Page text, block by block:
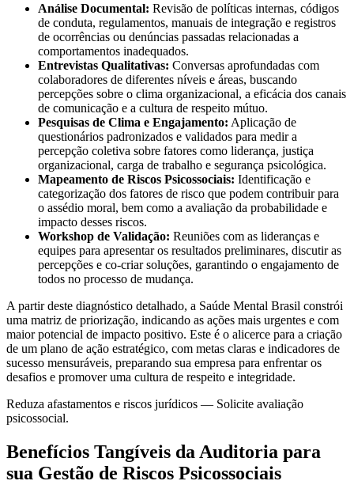
Análise Documental: Revisão de políticas internas, códigos
de conduta, regulamentos, manuais de integração e registros
de ocorrências ou denúncias passadas relacionadas a
comportamentos inadequados.
Entrevistas Qualitativas: Conversas aprofundadas com
colaboradores de diferentes níveis e áreas, buscando
percepções sobre o clima organizacional, a eficácia dos canais
de comunicação e a cultura de respeito mútuo.
Pesquisas de Clima e Engajamento: Aplicação de
questionários padronizados e validados para medir a
percepção coletiva sobre fatores como liderança, justiça
organizacional, carga de trabalho e segurança psicológica.
Mapeamento de Riscos Psicossociais: Identificação e
categorização dos fatores de risco que podem contribuir para
o assédio moral, bem como a avaliação da probabilidade e
impacto desses riscos.
Workshop de Validação: Reuniões com as lideranças e
equipes para apresentar os resultados preliminares, discutir as
percepções e co-criar soluções, garantindo o engajamento de
todos no processo de mudança.
A partir deste diagnóstico detalhado, a Saúde Mental Brasil constrói
uma matriz de priorização, indicando as ações mais urgentes e com
maior potencial de impacto positivo. Este é o alicerce para a criação
de um plano de ação estratégico, com metas claras e indicadores de
sucesso mensuráveis, preparando sua empresa para enfrentar os
desafios e promover uma cultura de respeito e integridade.
Reduza afastamentos e riscos jurídicos — Solicite avaliação
psicossocial.
Benefícios Tangíveis da Auditoria para
sua Gestão de Riscos Psicossociais